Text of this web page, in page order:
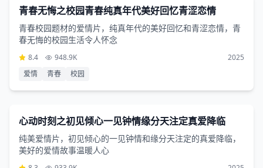
2小时54分钟
青春无悔之校园青春纯真年代美好回忆青涩恋情
青春校园题材的爱情片，纯真年代的美好回忆和青涩恋情，青
春无悔的校园生活令人怀念
8.4 948.9K
2025
爱情
青春 校园
2小时14分钟
爱情片
心动时刻之初见倾心一见钟情缘分天注定真爱降临
纯美爱情片，初见倾心的一见钟情和缘分天注定的真爱降临，
美好的爱情故事温暖人心